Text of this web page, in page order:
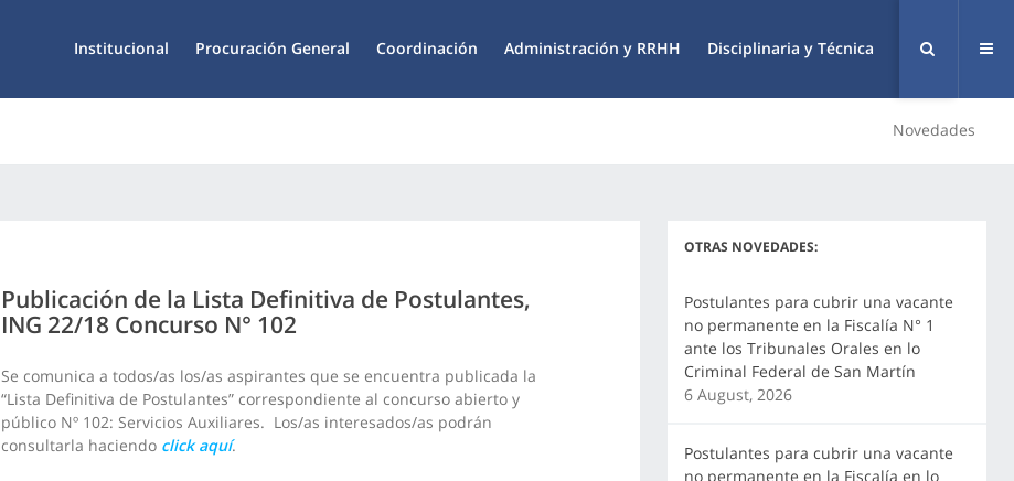
Institucional Procuración General Coordinación Administración y RRHH Disciplinaria y Técnica
Novedades
Publicación de la Lista Definitiva de Postulantes,
ING 22/18 Concurso N° 102
Se comunica a todos/as los/as aspirantes que se encuentra publicada la
“Lista Definitiva de Postulantes” correspondiente al concurso abierto y
público Nº 102: Servicios Auxiliares. Los/as interesados/as podrán
consultarla haciendo click aquí.
OTRAS NOVEDADES:
Postulantes para cubrir una vacante
no permanente en la Fiscalía N° 1
ante los Tribunales Orales en lo
Criminal Federal de San Martín
6 August, 2026
Postulantes para cubrir una vacante
no permanente en la Fiscalía en lo